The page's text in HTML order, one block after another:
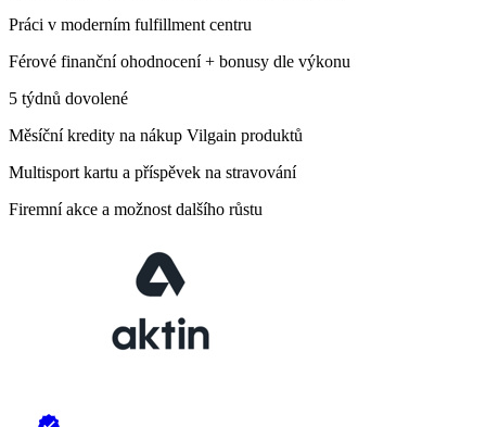
Práci v moderním fulfillment centru
Férové finanční ohodnocení + bonusy dle výkonu
5 týdnů dovolené
Měsíční kredity na nákup Vilgain produktů
Multisport kartu a příspěvek na stravování
Firemní akce a možnost dalšího růstu